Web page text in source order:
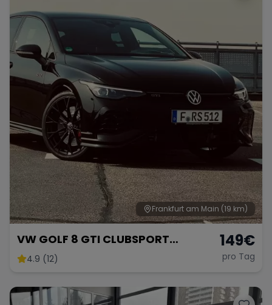
Range Rover Corvette
Frankfurt am Main (19 km)
VW GOLF 8 GTI CLUBSPORT
AKRAPOVIC
4.9 (12)
149€
pro Tag